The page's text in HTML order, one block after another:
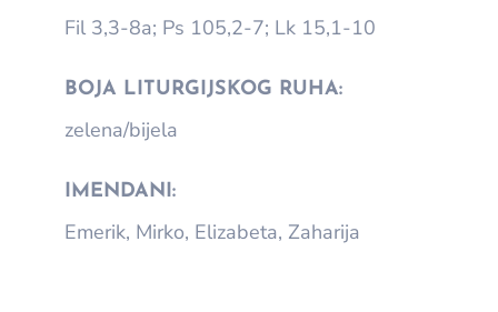
Fil 3,3-8a; Ps 105,2-7; Lk 15,1-10
BOJA LITURGIJSKOG RUHA:
zelena/bijela
IMENDANI:
Emerik, Mirko, Elizabeta, Zaharija